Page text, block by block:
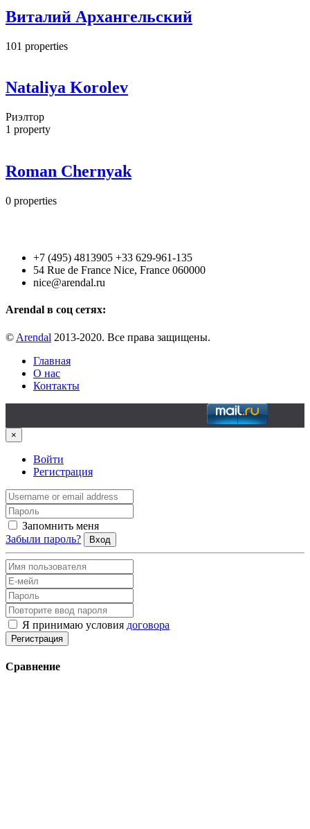
Виталий Архангельский
101 properties
Nataliya Korolev
Риэлтор
1 property
Roman Chernyak
0 properties
+7 (495) 4813905 +33 629-961-135
54 Rue de France Nice, France 060000
nice@arendal.ru
Arendal в соц сетях:
© Arendal 2013-2020. Все права защищены.
Главная
О нас
Контакты
×
Войти
Регистрация
Запомнить меня
Забыли пароль?
Вход
Я принимаю условия договора
Регистрация
Сравнение